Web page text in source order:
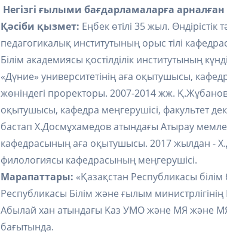
Негізгі ғылыми бағдарламаларға
Қәсіби қызмет: Еңбек өтілі 35 жыл.
педагогикалық институтының орыс тілі
Білім академиясы қостілділік институтының
«Дүние» университетінің аға оқытушысы,
жөніндегі проректоры. 2007-2014 жж. Қ.Жұбанов
оқытушысы, кафедра меңгерушісі, факультет
бастап Х.Досмұхамедов атындағы Атырау
кафедрасының аға оқытушысы. 2017 жылдан -
филологиясы кафедрасының меңгерушісі.
Марапаттары: «Қазақстан Республикасы білім
Республикасы Білім және ғылым
Абылай хан атындағы Kaз УMO және МЯ және
бағытында.